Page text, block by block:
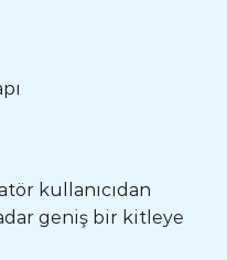
kullanıcıdan
geniş bir kitleye